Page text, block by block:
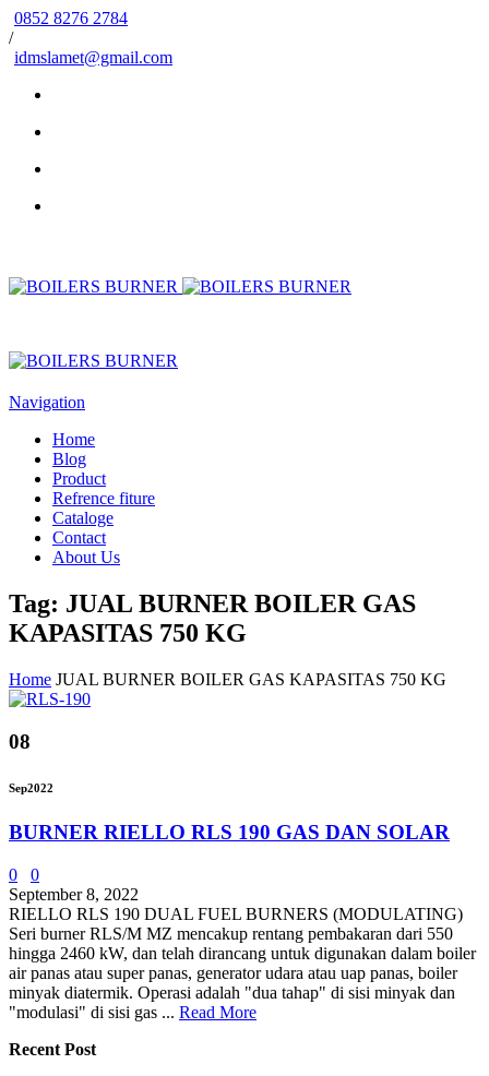
0852 8276 2784
/
idmslamet@gmail.com
Navigation
Home
Blog
Product
Refrence fiture
Cataloge
Contact
About Us
Tag: JUAL BURNER BOILER GAS
KAPASITAS 750 KG
Home JUAL BURNER BOILER GAS KAPASITAS 750 KG
08
Sep2022
BURNER RIELLO RLS 190 GAS DAN SOLAR
0
0
September 8, 2022
RIELLO RLS 190 DUAL FUEL BURNERS (MODULATING)
Seri burner RLS/M MZ mencakup rentang pembakaran dari 550
hingga 2460 kW, dan telah dirancang untuk digunakan dalam boiler
air panas atau super panas, generator udara atau uap panas, boiler
minyak diatermik. Operasi adalah "dua tahap" di sisi minyak dan
"modulasi" di sisi gas ... Read More
Recent Post